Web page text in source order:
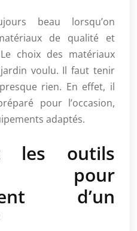
beau lorsqu’on
de qualité et
choix des matériaux
voulu. Il faut tenir
rien. En effet, il
pour l’occasion,
adaptés.
les outils
pour
d’un